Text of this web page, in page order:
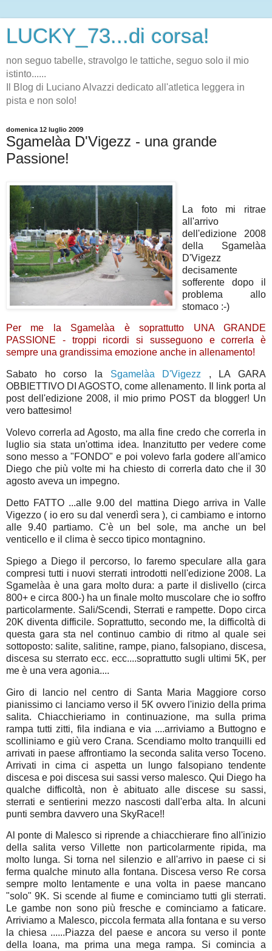
LUCKY_73...di corsa!
non seguo tabelle, stravolgo le tattiche, seguo solo il mio
istinto......
Il Blog di Luciano Alvazzi dedicato all'atletica leggera in
pista e non solo!
domenica 12 luglio 2009
Sgamelàa D'Vigezz - una grande
Passione!
La foto mi ritrae
all'arrivo
dell'edizione 2008
della Sgamelàa
D'Vigezz
decisamente
sofferente dopo il
problema allo
stomaco :-)
Per me la Sgamelàa è soprattutto UNA GRANDE
PASSIONE - troppi ricordi si susseguono e correrla è
sempre una grandissima emozione anche in allenamento!
Sabato ho corso la Sgamelàa D'Vigezz , LA GARA
OBBIETTIVO DI AGOSTO, come allenamento. Il link porta al
post dell'edizione 2008, il mio primo POST da blogger! Un
vero battesimo!
Volevo correrla ad Agosto, ma alla fine credo che correrla in
luglio sia stata un'ottima idea. Inanzitutto per vedere come
sono messo a "FONDO" e poi volevo farla godere all'amico
Diego che più volte mi ha chiesto di correrla dato che il 30
agosto aveva un impegno.
Detto FATTO ...alle 9.00 del mattina Diego arriva in Valle
Vigezzo ( io ero su dal venerdì sera ), ci cambiamo e intorno
alle 9.40 partiamo. C'è un bel sole, ma anche un bel
venticello e il clima è secco tipico montagnino.
Spiego a Diego il percorso, lo faremo speculare alla gara
compresi tutti i nuovi sterrati introdotti nell'edizione 2008. La
Sgamelàa è una gara molto dura: a parte il dislivello (circa
800+ e circa 800-) ha un finale molto muscolare che io soffro
particolarmente. Sali/Scendi, Sterrati e rampette. Dopo circa
20K diventa difficile. Soprattutto, secondo me, la difficoltà di
questa gara sta nel continuo cambio di ritmo al quale sei
sottoposto: salite, salitine, rampe, piano, falsopiano, discesa,
discesa su sterrato ecc. ecc....soprattutto sugli ultimi 5K, per
me è una vera agonia....
Giro di lancio nel centro di Santa Maria Maggiore corso
pianissimo ci lanciamo verso il 5K ovvero l'inizio della prima
salita. Chiacchieriamo in continuazione, ma sulla prima
rampa tutti zitti, fila indiana e via ....arriviamo a Buttogno e
scolliniamo e giù vero Crana. Scendiamo molto tranquilli ed
arrivati in paese affrontiamo la seconda salita verso Toceno.
Arrivati in cima ci aspetta un lungo falsopiano tendente
discesa e poi discesa sui sassi verso malesco. Qui Diego ha
qualche difficoltà, non è abituato alle discese su sassi,
sterrati e sentierini mezzo nascosti dall'erba alta. In alcuni
punti sembra davvero una SkyRace!!
Al ponte di Malesco si riprende a chiacchierare fino all'inizio
della salita verso Villette non particolarmente ripida, ma
molto lunga. Si torna nel silenzio e all'arrivo in paese ci si
ferma qualche minuto alla fontana. Discesa verso Re corsa
sempre molto lentamente e una volta in paese mancano
"solo" 9K. Si scende al fiume e cominciamo tutti gli sterrati.
Le gambe non sono più fresche e cominciamo a faticare.
Arriviamo a Malesco, piccola fermata alla fontana e su verso
la chiesa ......Piazza del paese e ancora su verso il ponte
della loana, ma prima una mega rampa. Si comincia a